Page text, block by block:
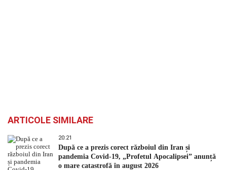
ARTICOLE SIMILARE
20:21
După ce a prezis corect războiul din Iran și
pandemia Covid-19, „Profetul Apocalipsei” anunță
o mare catastrofă în august 2026